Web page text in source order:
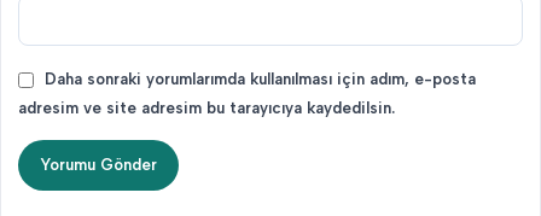
Daha sonraki yorumlarımda kullanılması için adım, e-posta
adresim ve site adresim bu tarayıcıya kaydedilsin.